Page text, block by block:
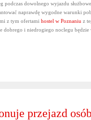
kwaterę
w
mieście
Poznań.
dowolnego wyjazdu
naprawdę wygodne warunki
z tym ofertami hostel w Poznaniu z
i niedrogiego noclegu będzie
przejazd